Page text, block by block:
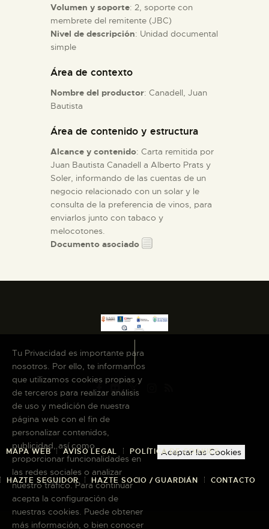
ESPAÑOL
Volumen y soporte: 2, soporte con
membrete del remitente (JBC)
Nivel de descripción: Unidad documental
simple
Área de contexto
Nombre del productor: Canadell, Juan
Bautista
Área de contenido y estructura
Alcance y contenido: Carta remitida por
Juan Bautista Canadell a Alberto Prats y
Soler, informando de las cuentas de un
negocio relacionado con un solar y le
consulta de la preferencia de vinos, para
enviarlos junto con tabaco y
melocotones.
Documento asociado
MAPA WEB AVISO LEGAL POLÍTICA DE COOKIES
HAZTE SEGUIDOR HAZTE SOCIO / GUARDIÁN CONTACTO
Tu Privacidad es importante para
nosotros. Por ello, te informamos
que utilizamos cookies propias y
de terceros para realizar análisis
de uso y medición de nuestra
página web con el fin de
personalizar contenidos,
publicidad, así como
proporcionar funcionalidades en
las redes sociales o analizar
nuestro tráfico. Para continuar
acepta la configuración de
nuestras cookies. Puede obtener
más información, o bien conocer
Aceptar las Cookies